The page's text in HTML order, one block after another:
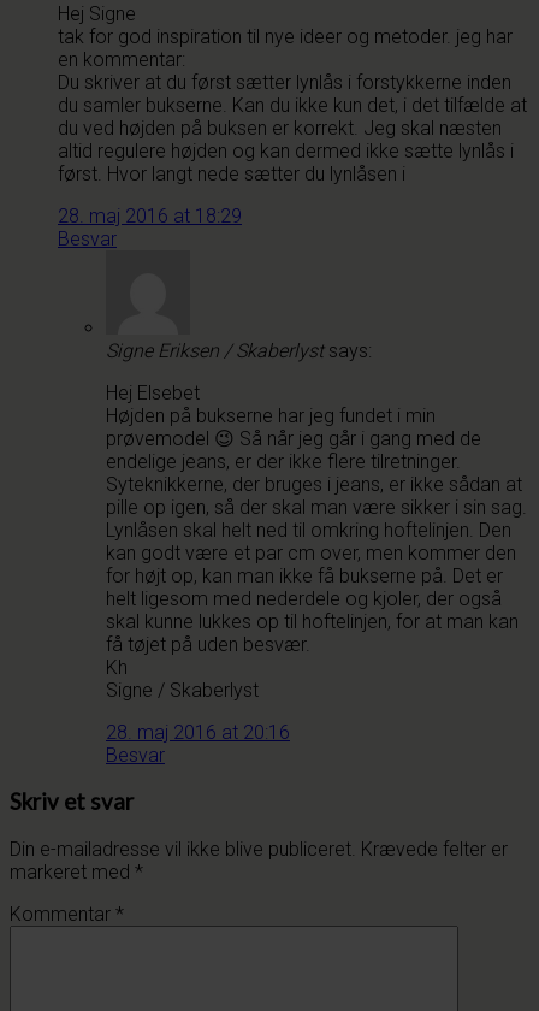
Hej Signe
tak for god inspiration til nye ideer og metoder. jeg har
en kommentar:
Du skriver at du først sætter lynlås i forstykkerne inden
du samler bukserne. Kan du ikke kun det, i det tilfælde at
du ved højden på buksen er korrekt. Jeg skal næsten
altid regulere højden og kan dermed ikke sætte lynlås i
først. Hvor langt nede sætter du lynlåsen i
28. maj 2016 at 18:29
Besvar
Signe Eriksen / Skaberlyst says:
Hej Elsebet
Højden på bukserne har jeg fundet i min
prøvemodel 😉 Så når jeg går i gang med de
endelige jeans, er der ikke flere tilretninger.
Syteknikkerne, der bruges i jeans, er ikke sådan at
pille op igen, så der skal man være sikker i sin sag.
Lynlåsen skal helt ned til omkring hoftelinjen. Den
kan godt være et par cm over, men kommer den
for højt op, kan man ikke få bukserne på. Det er
helt ligesom med nederdele og kjoler, der også
skal kunne lukkes op til hoftelinjen, for at man kan
få tøjet på uden besvær.
Kh
Signe / Skaberlyst
28. maj 2016 at 20:16
Besvar
Skriv et svar
Din e-mailadresse vil ikke blive publiceret. Krævede felter er
markeret med *
Kommentar *